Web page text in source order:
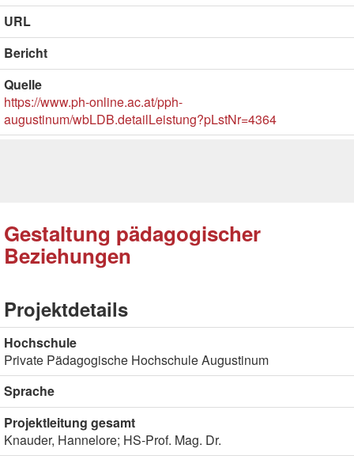
URL
Bericht
Quelle
https://www.ph-online.ac.at/pph-
augustinum/wbLDB.detailLeistung?pLstNr=4364
Gestaltung pädagogischer
Beziehungen
Projektdetails
Hochschule
Private Pädagogische Hochschule Augustinum
Sprache
Projektleitung gesamt
Knauder, Hannelore; HS-Prof. Mag. Dr.